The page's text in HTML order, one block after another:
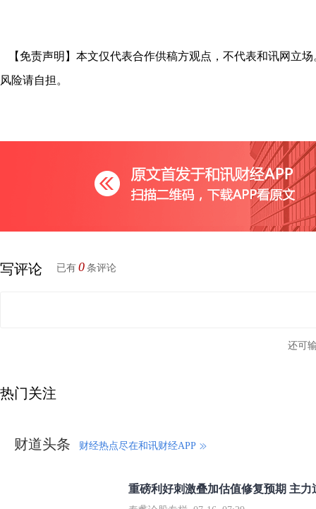
【免责声明】本文仅代表合作供稿方观点，不代表和讯网立
风险请自担。
写评论 已有 0 条评论
还可
热门关注
财道头条 财经热点尽在和讯财经APP